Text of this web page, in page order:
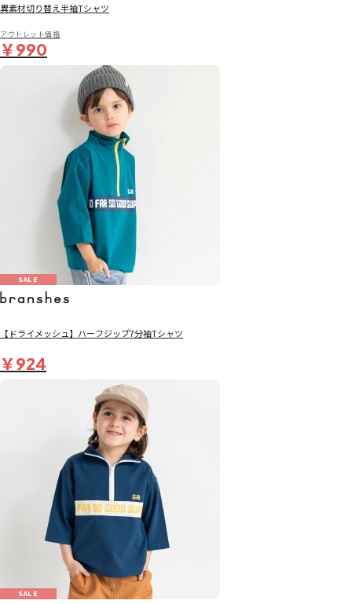
異素材切り替え半袖Tシャツ
アウトレット価格
￥990
SALE
【ドライメッシュ】ハーフジップ7分袖Tシャツ
￥924
SALE